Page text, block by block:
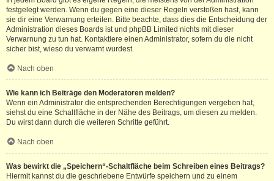
festgelegt werden. Wenn du gegen eine dieser Regeln verstoßen hast, kann
sie dir eine Verwarnung erteilen. Bitte beachte, dass dies die Entscheidung der
Administration dieses Boards ist und phpBB Limited nichts mit dieser
Verwarnung zu tun hat. Kontaktiere einen Administrator, sofern du die nicht
sicher bist, wieso du verwarnt wurdest.
Nach oben
Wie kann ich Beiträge den Moderatoren melden?
Wenn ein Administrator die entsprechenden Berechtigungen vergeben hat,
siehst du eine Schaltfläche in der Nähe des Beitrags, um diesen zu melden.
Du wirst dann durch die weiteren Schritte geführt.
Nach oben
Was bewirkt die „Speichern“-Schaltfläche beim Schreiben eines Beitrags?
Hiermit kannst du die geschriebene Entwürfe speichern und zu einem